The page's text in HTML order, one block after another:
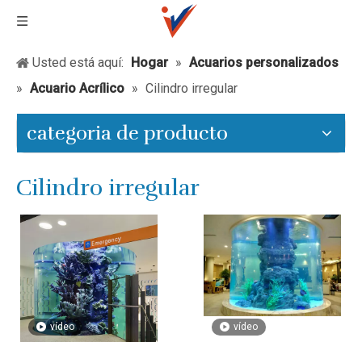
Usted está aquí: Hogar » Acuarios personalizados
» Acuario Acrílico » Cilindro irregular
categoria de producto
Cilindro irregular
vídeo vídeo